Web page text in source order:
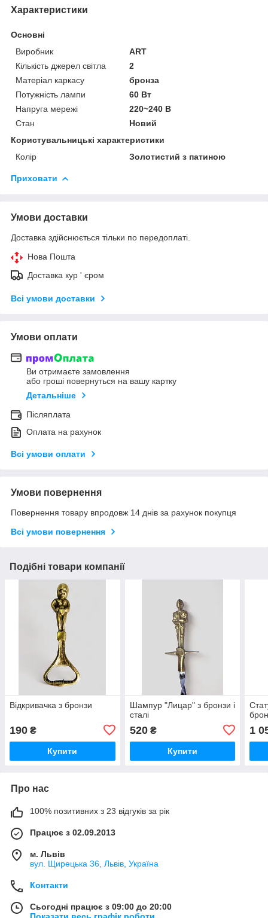
Характеристики
Основні
Виробник
ART
Кількість джерел світла
2
Матеріал каркасу
бронза
Потужність лампи
60 Вт
Напруга мережі
220~240 В
Стан
Новий
Користувальницькі характеристики
Колір
Золотистий з патиною
Приховати
Умови доставки
Доставка здійснюється тільки по передоплаті.
Нова Пошта
Доставка кур ' єром
Всі умови доставки
Умови оплати
Ви отримаєте замовлення
або гроші повернуться на вашу картку
Детальніше
Післяплата
Оплата на рахунок
Всі умови оплати
Умови повернення
Повернення товару впродовж 14 днів за рахунок покупця
Всі умови повернення
Подібні товари компанії
Відкривачка з бронзи
190 ₴
Купити
Шампур "Лицар" з бронзи і
сталі
520₴
Купити
1
Про нас
100% позитивних з 23 відгуків за рік
Працює з 02.09.2013
м. Львів
вул. Щирецька 36, Львів, Україна
Контакти
Сьогодні працює з 09:00 до 20:00
Показати весь графік роботи